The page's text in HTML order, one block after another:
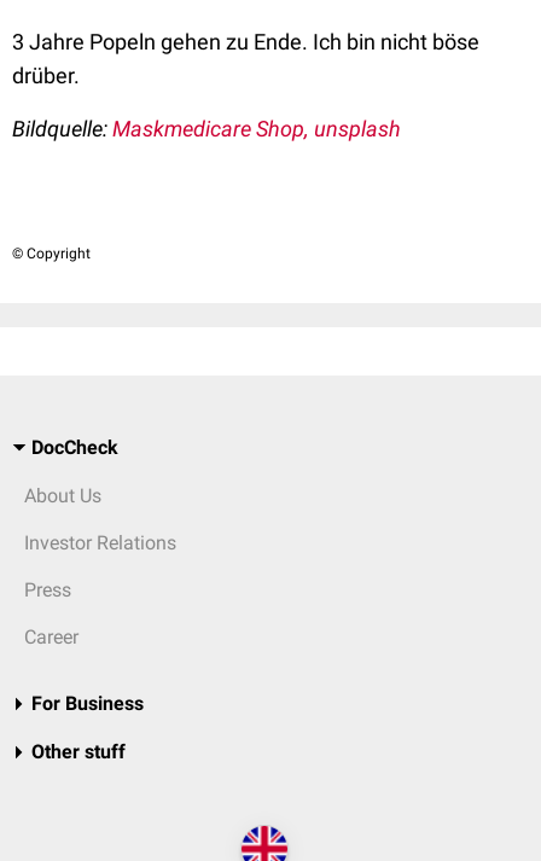
3 Jahre Popeln gehen zu Ende. Ich bin nicht böse
drüber.
Bildquelle:Maskmedicare Shop, unsplash
© Copyright
DocCheck
About Us
Investor Relations
Press
Career
For Business
Other stuff